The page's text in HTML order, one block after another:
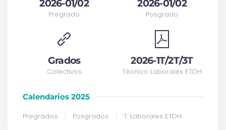
2026-01/02
Pregrado
Grados
Colectivos
2026-01/02
Posgrado
2026-1T/2T/3T
Técnico Laborales ETDH
Calendarios 2025
Pregrados Posgrados T. Laborales ETDH